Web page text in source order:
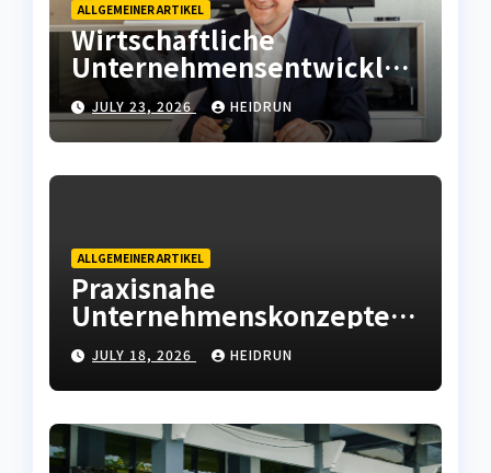
ALLGEMEINER ARTIKEL
Wirtschaftliche
Unternehmensentwicklun
g mit moderner
Betriebsstrategie
JULY 23, 2026 HEIDRUN
ALLGEMEINER ARTIKEL
Praxisnahe
Unternehmenskonzepte
mit wirtschaftlicher
Weitsicht
JULY 18, 2026 HEIDRUN